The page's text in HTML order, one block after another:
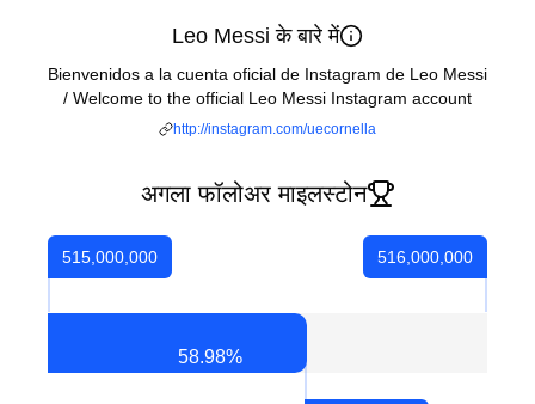
Leo Messi के बारे में
Bienvenidos a la cuenta oficial de Instagram de Leo Messi
/ Welcome to the official Leo Messi Instagram account
http://instagram.com/uecornella
अगला फॉलोअर माइलस्टोन
515,000,000
58.98%
516,000,000